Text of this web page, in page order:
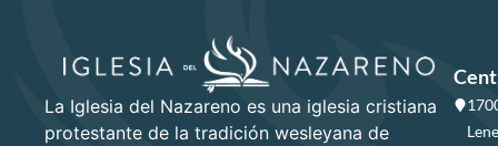
La Iglesia del Nazareno es una iglesia cristiana
protestante de la tradición wesleyana de